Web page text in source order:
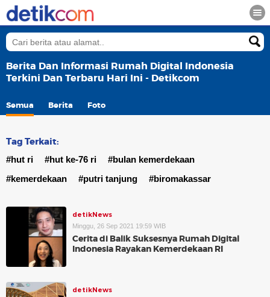
Berita Dan Informasi Rumah Digital Indonesia
Terkini Dan Terbaru Hari Ini - Detikcom
Semua Berita Foto
Tag Terkait:
#hut ri #hut ke-76 ri
#bulan kemerdekaan
#kemerdekaan
#putri tanjung #biromakassar
detikNews
Minggu, 26 Sep 2021 19:59 WIB
Cerita di Balik Suksesnya Rumah Digital
Indonesia Rayakan Kemerdekaan RI
detikNews